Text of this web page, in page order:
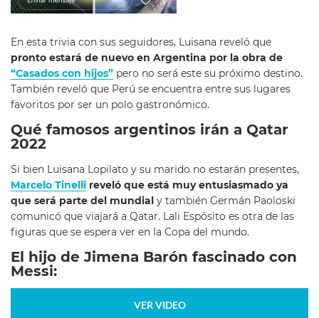
En esta trivia con sus seguidores, Luisana reveló que
pronto estará de nuevo en Argentina por la obra de
“Casados con hijos” pero no será este su próximo destino.
También reveló que Perú se encuentra entre sus lugares
favoritos por ser un polo gastronómico.
Qué famosos argentinos irán a Qatar
2022
Si bien Luisana Lopilato y su marido no estarán presentes,
Marcelo Tinelli reveló que está muy entusiasmado ya
que será parte del mundial y también Germán Paoloski
comunicó que viajará a Qatar. Lali Espósito es otra de las
figuras que se espera ver en la Copa del mundo.
El hijo de Jimena Barón fascinado con
Messi:
VER VIDEO